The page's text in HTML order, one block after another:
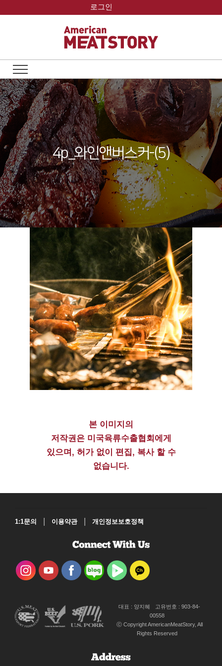
Skip
content
로그인
4p_와인앤버스커-(5)
본 이미지의
저작권은 미국육류수출협회에게
있으며, 허가 없이 편집, 복사 할 수
없습니다.
1:1문의 | 이용약관 | 개인정보보호정책
대표 : 양지혜
고유번호 : 903-84-
00558
ⓒ Copyright AmericanMeatStory, All
Rights Reserved